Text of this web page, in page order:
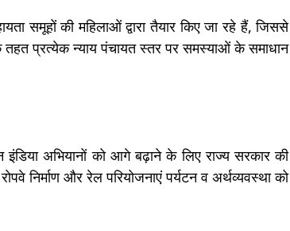
समूहों की महिलाओं द्वारा तैयार किए जा रहे हैं, जिससे
तहत प्रत्येक न्याय पंचायत स्तर पर समस्याओं के समाधान
अभियानों को आगे बढ़ाने के लिए राज्य सरकार की
निर्माण और रेल परियोजनाएं पर्यटन व अर्थव्यवस्था को